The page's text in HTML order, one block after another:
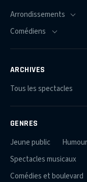
ARCHIVES
Tous les spectacles
GENRES
Jeune public
Spectacles musicaux
Comédies et boulevard